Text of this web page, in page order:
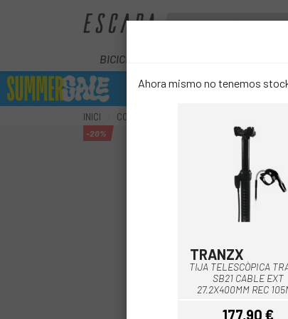
BICICLETES
INICI COMPONENTS
-20%
Ahora mismo no tenemos
Negre
TRANZX
TIJA TELESCÒPICA
SB21 CABLE EXT
27.2X400MM REC
177,90 €